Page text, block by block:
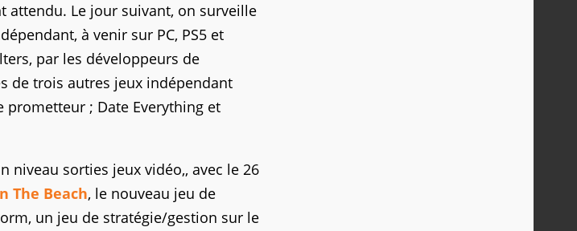
attendu. Le jour suivant, on surveille
à venir sur PC, PS5 et
par les développeurs de
de trois autres jeux indépendant
prometteur ; Date Everything et
sorties jeux vidéo,, avec le 26
The Beach, le nouveau jeu de
un jeu de stratégie/gestion sur le